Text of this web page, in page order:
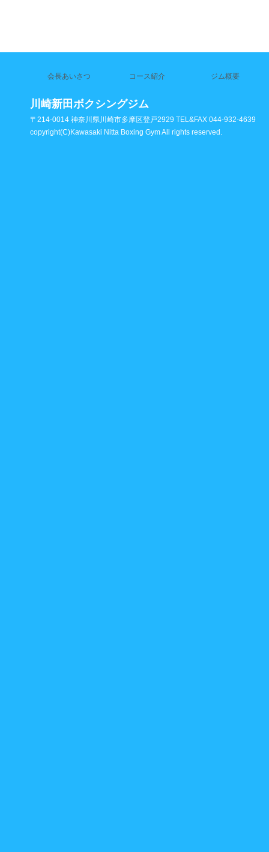
会長あいさつ コース紹介 ジム概要
川崎新田ボクシングジム
〒214-0014 神奈川県川崎市多摩区登戸2929 TEL&FAX 044-932-4639
copyright(C)Kawasaki Nitta Boxing Gym All rights reserved.